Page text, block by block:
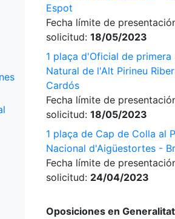
Espot
Fecha límite de
solicitud: 18/05/2023
1 plaça d'Oficial de primera
Natural de l'Alt Pirineu
Cardós
Fecha límite de
solicitud: 18/05/2023
1 plaça de Cap de Colla al
Nacional d'Aigüestortes -
Fecha límite de
solicitud: 24/04/2023
Oposiciones en